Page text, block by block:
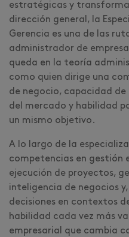
estratégicas y
dirección general, la
Gerencia es una de las
administrador de
queda en la teoría
como quien dirige una
de negocio, capacidad
del mercado y habilidad
un mismo objetivo.
A lo largo de la
competencias en gestión
ejecución de proyectos,
inteligencia de negocios
decisiones en contextos
habilidad cada vez más
empresarial que cambia